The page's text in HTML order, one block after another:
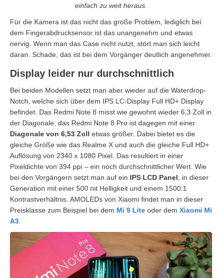
einfach zu weit heraus.
Für die Kamera ist das nicht das große Problem, lediglich bei
dem Fingerabdrucksensor ist das unangenehm und etwas
nervig. Wenn man das Case nicht nutzt, stört man sich leicht
daran. Schade, das ist bei dem Vorgänger deutlich angenehmer.
Display leider nur durchschnittlich
Bei beiden Modellen setzt man aber wieder auf die Waterdrop-
Notch, welche sich über dem IPS LC-Display Full HD+ Display
befindet. Das Redmi Note 8 misst wie gewohnt wieder 6,3 Zoll in
der Diagonale, das Redmi Note 8 Pro ist dagegen mit einer
Diagonale von 6,53 Zoll etwas größer. Dabei bietet es die
gleiche Größe wie das Realme X und auch die gleiche Full HD+
Auflösung von 2340 x 1080 Pixel. Das resultiert in einer
Pixeldichte von 394 ppi – ein noch durchschnittlicher Wert. Wie
bei den Vorgängern setzt man auf ein IPS LCD Panel, in dieser
Generation mit einer 500 nit Helligkeit und einem 1500:1
Kontrastverhältnis. AMOLEDs von Xiaomi findet man in dieser
Preisklasse zum Beispiel bei dem Mi 9 Lite oder dem Xiaomi Mi
A3.